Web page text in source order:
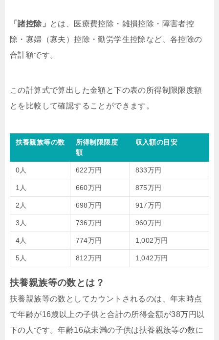
「諸控除」
とは、医療費控除・雑損控除・障害者控
除・寡婦（寡夫）控除・勤労学生控除など、各控除の
合計額です。
この計算式で算出した金額と下の表の所得制限限度額
とを比較して確認することができます。
扶養親族等の数
所得制限限度
額
収入額の目安
0人 622万円 833万円
1人 660万円 875万円
2人 698万円 917万円
3人 736万円 960万円
4人 774万円 1,002万円
5人 812万円 1,042万円
扶養親族等の数とは？
扶養親族等の数としてカウントされるのは、年末時点
で年齢が16歳以上の子供と合計の所得金額が38万円以
下の人です。年齢16歳未満の子供は扶養親族等の数に